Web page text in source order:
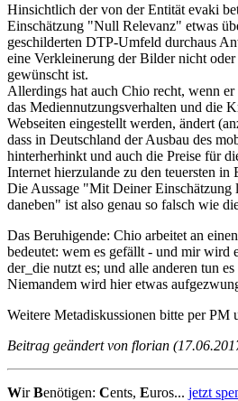
Hinsichtlich der von der Entität evaki
Einschätzung "Null Relevanz" etwas
geschilderten DTP-Umfeld durchaus
eine Verkleinerung der Bilder nicht
gewünscht ist.
Allerdings hat auch Chio recht, wenn er
das Mediennutzungsverhalten und die
Webseiten eingestellt werden, ändert
dass in Deutschland der Ausbau des
hinterherhinkt und auch die Preise für
Internet hierzulande zu den teuersten in
Die Aussage "Mit Deiner Einschätzung
daneben" ist also genau so falsch wie
Das Beruhigende: Chio arbeitet an
bedeutet: wem es gefällt - und mir wird
der_die nutzt es; und alle anderen tun
Niemandem wird hier etwas
Weitere Metadiskussionen bitte per PM
Beitrag geändert von florian
WirBenötigen: Cents, Euros... jetzt